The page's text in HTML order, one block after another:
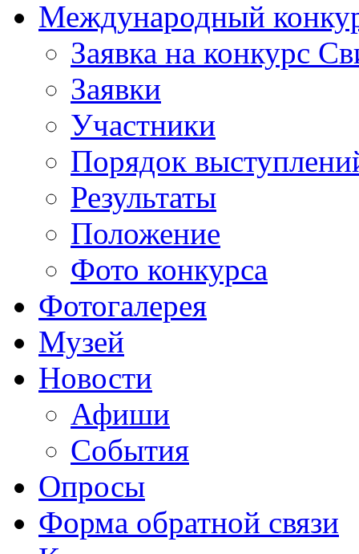
Международный
Заявка на конкурс
Заявки
Участники
Порядок
Результаты
Положение
Фото конкурса
Фотогалерея
Музей
Новости
Афиши
События
Опросы
Форма обратной связи